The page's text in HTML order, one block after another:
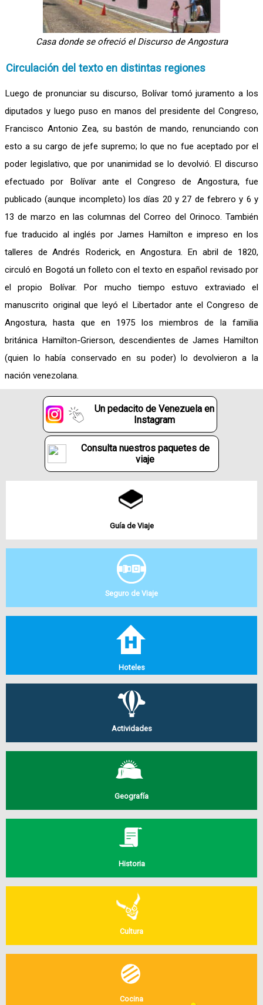
Casa donde se ofreció el Discurso de Angostura
Circulación del texto en distintas regiones
Luego de pronunciar su discurso, Bolívar tomó juramento a los
diputados y luego puso en manos del presidente del Congreso,
Francisco Antonio Zea, su bastón de mando, renunciando con
esto a su cargo de jefe supremo; lo que no fue aceptado por el
poder legislativo, que por unanimidad se lo devolvió. El discurso
efectuado por Bolívar ante el Congreso de Angostura, fue
publicado (aunque incompleto) los días 20 y 27 de febrero y 6 y
13 de marzo en las columnas del Correo del Orinoco. También
fue traducido al inglés por James Hamilton e impreso en los
talleres de Andrés Roderick, en Angostura. En abril de 1820,
circuló en Bogotá un folleto con el texto en español revisado por
el propio Bolívar. Por mucho tiempo estuvo extraviado el
manuscrito original que leyó el Libertador ante el Congreso de
Angostura, hasta que en 1975 los miembros de la familia
británica Hamilton-Grierson, descendientes de James Hamilton
(quien lo había conservado en su poder) lo devolvieron a la
nación venezolana.
Un pedacito de Venezuela en
Instagram
Consulta nuestros paquetes de
viaje
Guía de Viaje
Seguro de Viaje
Hoteles
Actividades
Geografía
Historia
Cultura
Cocina